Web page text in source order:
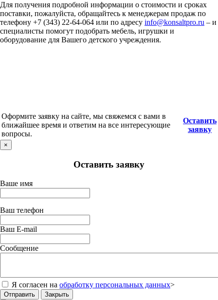
Для получения подробной информации о стоимости и сроках
поставки, пожалуйста, обращайтесь к менеджерам продаж по
телефону +7 (343) 22-64-064 или по адресу info@konsaltpro.ru – и
специалисты помогут подобрать мебель, игрушки и
оборудование для Вашего детского учреждения.
Оформите заявку на сайте, мы свяжемся с вами в
ближайшее время и ответим на все интересующие
вопросы.
Оставить
заявку
×
Оставить заявку
Ваше имя
Ваш телефон
Ваш E-mail
Сообщение
Я согласен на обработку персональных данных>
Отправить Закрыть